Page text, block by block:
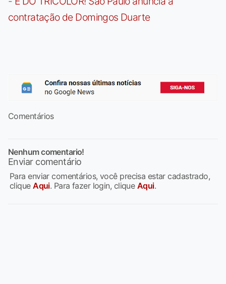
contratação de Domingos Duarte
Comentários
Nenhum comentario!
Enviar comentário
Para enviar comentários, você precisa estar cadastrado,
cliqueAqui. Para fazer login, clique Aqui.